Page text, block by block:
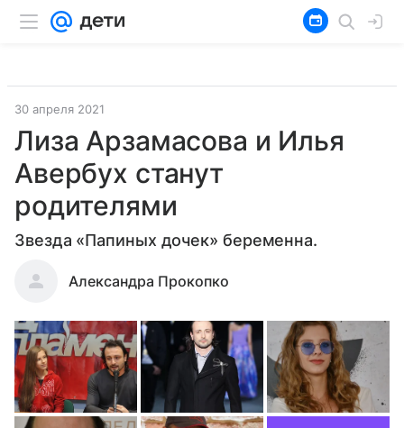
30 апреля 2021
Лиза Арзамасова и Илья
Авербух станут
родителями
Звезда «Папиных дочек» беременна.
Александра Прокопко